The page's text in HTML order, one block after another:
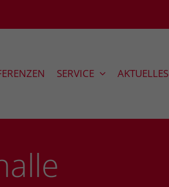
SERVICE AKTUELLES